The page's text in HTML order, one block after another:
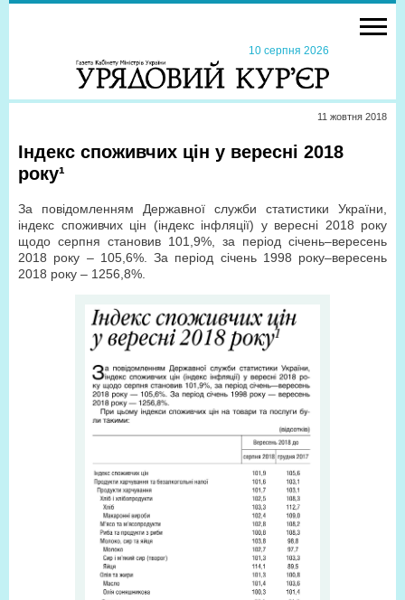
10 серпня 2026
11 жовтня 2018
Індекс споживчих цін у вересні 2018
року¹
За повідомленням Державної служби статистики України,
індекс споживчих цін (індекс інфляції) у вересні 2018 року
щодо серпня становив 101,9%, за період січень–вересень
2018 року – 105,6%. За період січень 1998 року–вересень
2018 року – 1256,8%.